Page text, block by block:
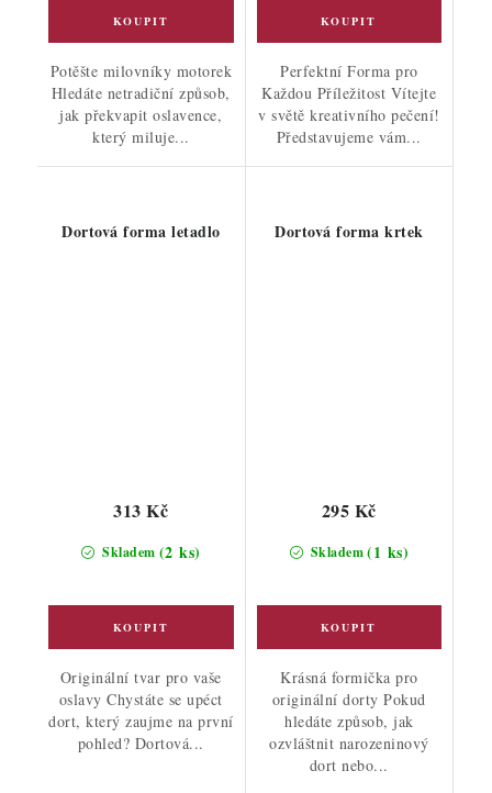
Potěšte milovníky motorek
Hledáte netradiční způsob,
jak překvapit oslavence,
který miluje...
Perfektní Forma pro
Každou Příležitost Vítejte
v světě kreativního pečení!
Představujeme vám...
Dortová forma letadlo
Skladem (2 ks)
313 Kč
Originální tvar pro vaše
oslavy Chystáte se upéct
dort, který zaujme na první
pohled? Dortová...
Dortová forma krtek
Skladem(1 ks)
295 Kč
Krásná formička pro
originální dorty Pokud
hledáte způsob, jak
ozvláštnit narozeninový
dort nebo...